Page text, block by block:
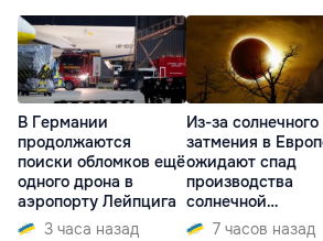
В Германии
продолжаются
поиски обломков ещё
одного дрона в
аэропорту Лейпцига
3 часа назад
Из-за солнечного
затмения в
ожидают спад
производства
солнечной
электроэнергии
7 часов назад